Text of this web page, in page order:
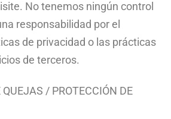
No tenemos ningún control
responsabilidad por el
de privacidad o las prácticas
de terceros.
QUEJAS / PROTECCIÓN DE